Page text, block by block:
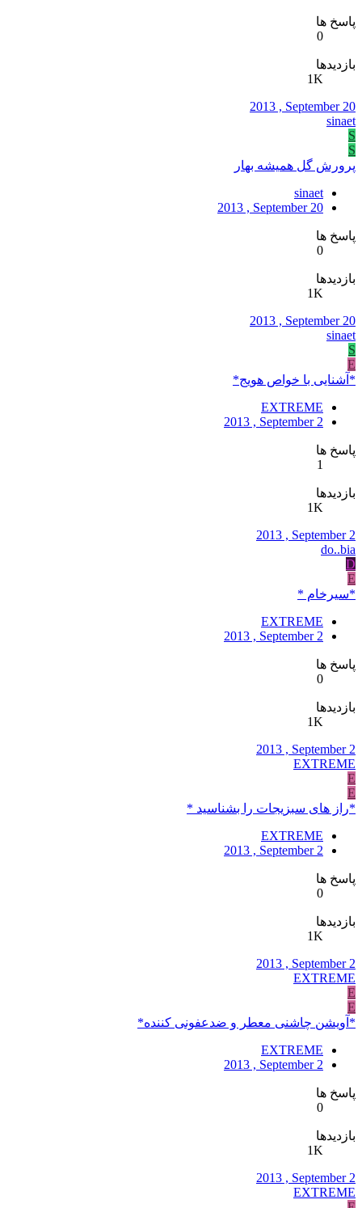
پاسخ ها
0
بازدیدها
1K
2013 , September 20
sinaet
S
S
پرورش گل همیشه بهار
sinaet
2013 , September 20
پاسخ ها
0
بازدیدها
1K
2013 , September 20
sinaet
S
E
*آشنایی با خواص هویج*
EXTREME
2013 , September 2
پاسخ ها
1
بازدیدها
1K
2013 , September 2
do..bia
D
E
*سیرخام *
EXTREME
2013 , September 2
پاسخ ها
0
بازدیدها
1K
2013 , September 2
EXTREME
E
E
*راز های سبزیجات را بشناسید *
EXTREME
2013 , September 2
پاسخ ها
0
بازدیدها
1K
2013 , September 2
EXTREME
E
E
*آویشن چاشنی معطر و ضدعفونی کننده*
EXTREME
2013 , September 2
پاسخ ها
0
بازدیدها
1K
2013 , September 2
EXTREME